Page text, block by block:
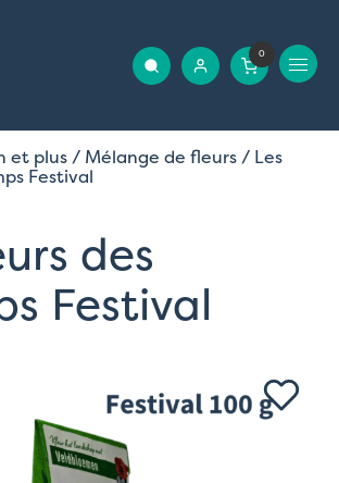
0
et plus/ Mélange de fleurs/ Les
Festival
des
Festival